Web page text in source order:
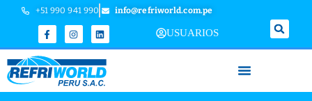
+51 990 941 990 info@refriworld.com.pe
USUARIOS